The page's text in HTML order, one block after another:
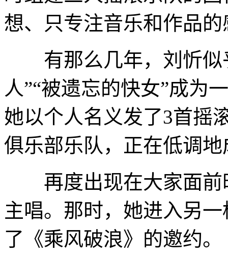
想、只专注音乐和作品
有那么几年，刘忻似
人”“被遗忘的快女”成为
她以个人名义发了3首摇
俱乐部乐队，正在低调地
再度出现在大家面前
主唱。那时，她进入另
了《乘风破浪》的邀约。